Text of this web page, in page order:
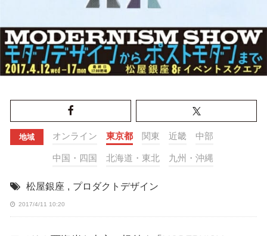
地域 オンライン 東京都 関東 近畿 中部
中国・四国 北海道・東北 九州・沖縄
松屋銀座 , プロダクトデザイン
2017/4/11 10:20